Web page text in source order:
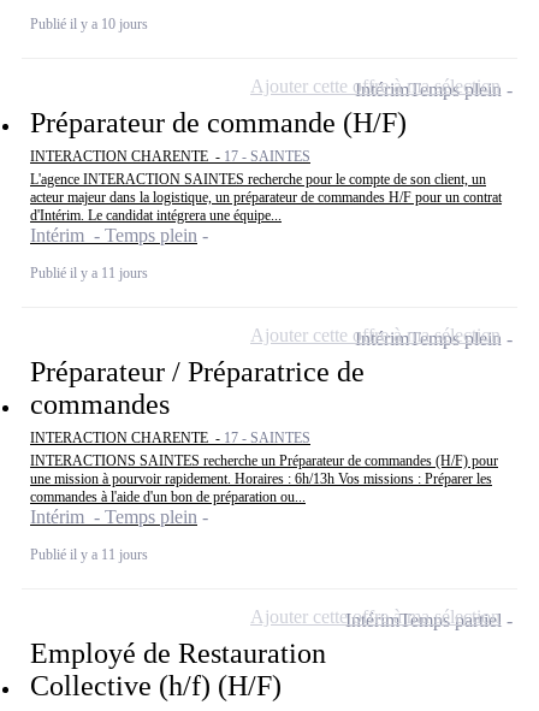
Publié il y a 10 jours
Préparateur de commande (H/F)
INTERACTION CHARENTE - 17 - SAINTES
L'agence INTERACTION SAINTES recherche pour le compte de son client, un
acteur majeur dans la logistique, un préparateur de commandes H/F pour un contrat
d'Intérim. Le candidat intégrera une équipe...
Intérim - Temps plein
Publié il y a 11 jours
IntérimTemps plein
Ajouter cette offre à ma sélection
Préparateur / Préparatrice de
commandes
INTERACTION CHARENTE - 17 - SAINTES
INTERACTIONS SAINTES recherche un Préparateur de commandes (H/F) pour
une mission à pourvoir rapidement. Horaires : 6h/13h Vos missions : Préparer les
commandes à l'aide d'un bon de préparation ou...
Intérim - Temps plein
Publié il y a 11 jours
IntérimTemps plein
Ajouter cette offre à ma sélection
Employé de Restauration
Collective (h/f) (H/F)
IntérimTemps partiel
Ajouter cette offre à ma sélection